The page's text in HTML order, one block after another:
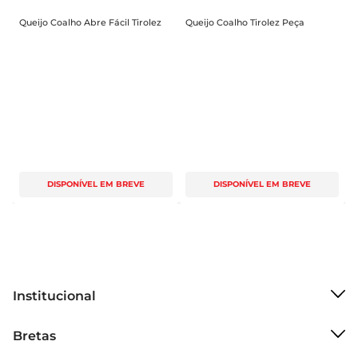
Queijo Coalho Abre Fácil Tirolez
DISPONÍVEL EM BREVE
Queijo Coalho Tirolez Peça
DISPONÍVEL EM BREVE
Institucional
Grupo Cencosud
Bretas